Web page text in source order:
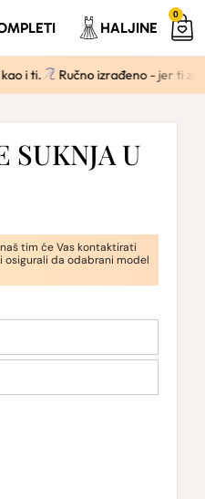
HALJINE
0
Ručno izrađeno - jer ti zaslužuješ
SUKNJA U
tim će Vas kontaktirati
osigurali da odabrani model